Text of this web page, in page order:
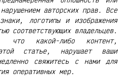
авторских прав. Все
логотипы и изображения
соответствующих владельцев.
что какой-либо контент,
статье, нарушает ваши
свяжитесь с нами для
оперативных мер.